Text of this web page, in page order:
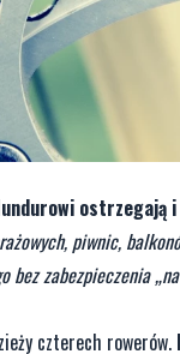
piwnic,
zabezpieczenia
czterech rowerów.